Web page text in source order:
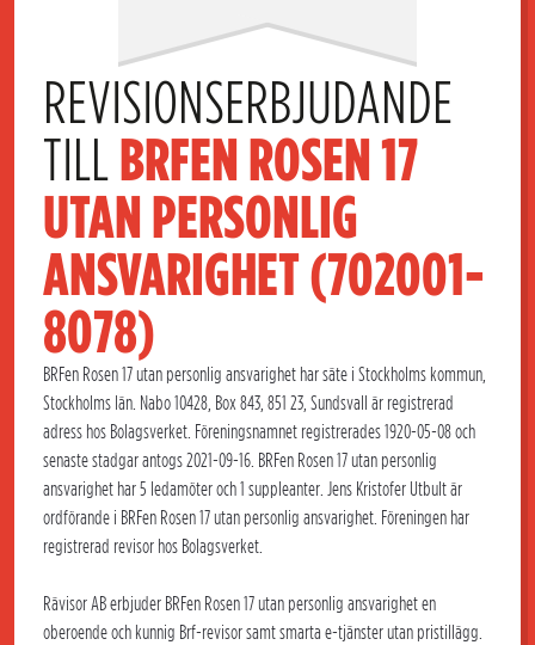
REVISIONSERBJUDANDE
TILL BRFEN ROSEN 17
UTAN PERSONLIG
ANSVARIGHET (702001-
8078)
BRFen Rosen 17 utan personlig ansvarighet har säte i Stockholms kommun,
Stockholms län. Nabo 10428, Box 843, 851 23, Sundsvall är registrerad
adress hos Bolagsverket. Föreningsnamnet registrerades 1920-05-08 och
senaste stadgar antogs 2021-09-16. BRFen Rosen 17 utan personlig
ansvarighet har 5 ledamöter och 1 suppleanter. Jens Kristofer Utbult är
ordförande i BRFen Rosen 17 utan personlig ansvarighet. Föreningen har
registrerad revisor hos Bolagsverket.
Rävisor AB erbjuder BRFen Rosen 17 utan personlig ansvarighet en
oberoende och kunnig Brf-revisor samt smarta e-tjänster utan pristillägg.